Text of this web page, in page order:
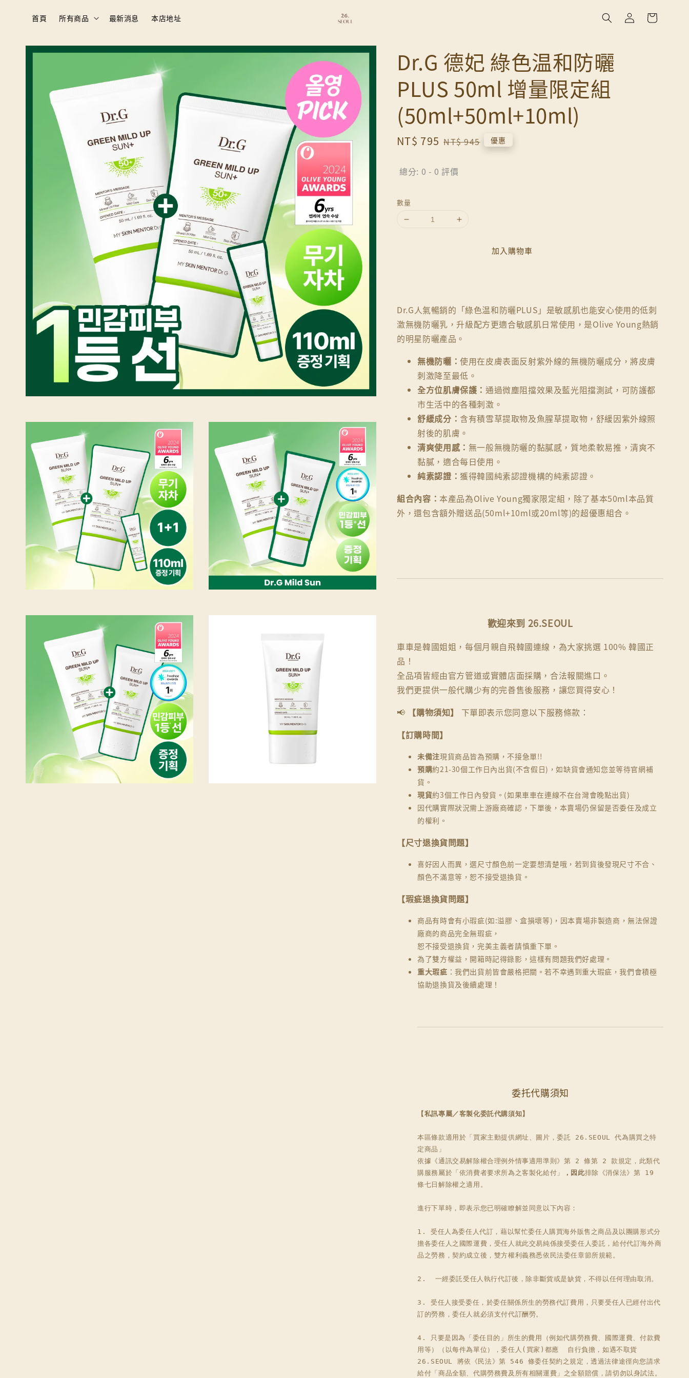
首頁 所有商品 最新消息 本店地址
Dr.G 德妃 綠色温和防曬
PLUS 50ml 增量限定組
(50ml+50ml+10ml)
Sale
NT$ 795 Regular
NT$ 945 優惠
總分: 0 - 0 評價
數量
加入購物車
Dr.G人氣暢銷的「綠色温和防曬PLUS」是敏感肌也能安心使用的低刺
激無機防曬乳，升級配方更適合敏感肌日常使用，是Olive Young熱銷
的明星防曬產品。
無機防曬：使用在皮膚表面反射紫外線的無機防曬成分，將皮膚
刺激降至最低。
全方位肌膚保護： 通過微塵阻擋效果及藍光阻擋測試，可防護都
市生活中的各種刺激。
舒緩成分： 含有積雪草提取物及魚腥草提取物，舒緩因紫外線照
射後的肌膚。
清爽使用感： 無一般無機防曬的黏膩感，質地柔軟易推，清爽不
黏膩，適合每日使用。
純素認證：獲得韓國純素認證機構的純素認證。
組合內容： 本產品為Olive Young獨家限定組，除了基本50ml本品質
外，還包含額外贈送品(50ml+10ml或20ml等)的超優惠組合。
歡迎來到 26.SEOUL
車車是韓國姐姐，每個月親自飛韓國連線，為大家挑選 100% 韓國正
品！
全品項皆經由官方管道或實體店面採購，合法報關進口。
我們更提供一般代購少有的完善售後服務，讓您買得安心！
📢
【購物須知】
下單即表示您同意以下服務條款：
【訂購時間】
未備注現貨商品皆為預購，不接急單!!
預購約21-30個工作日內出貨(不含假日)，如缺貨會通知您並等待官網補
貨。
現貨約3個工作日內發貨。(如果車車在連線不在台灣會晚點出貨)
因代購實際狀況需上游廠商確認，下單後，本賣場仍保留是否委任及成立
的權利。
【尺寸退換貨問題】
喜好因人而異，選尺寸顏色前一定要想清楚哦，若到貨後發現尺寸不合、
顏色不滿意等，恕不接受退換貨。
【瑕疵退換貨問題】
商品有時會有小瑕疵(如:溢膠、盒損壞等)，因本賣場非製造商，無法保證
廠商的商品完全無瑕疵，
恕不接受退換貨，完美主義者請慎重下單。
為了雙方權益，開箱時記得錄影，這樣有問題我們好處理。
重大瑕疵 ：我們出貨前皆會嚴格把關。若不幸遇到重大瑕疵，我們會積極
協助退換貨及後續處理！
委托代購須知
【私訊專屬／客製化委託代購須知】
本區條款適用於「買家主動提供網址、圖片，委託 26.SEOUL 代為購買之特
定商品」
依據《通訊交易解除權合理例外情事適用準則》第 2 條第 2 款規定，此類代
購服務屬於「依消費者要求所為之客製化給付」
，因此排除《消保法》第 19
條七日解除權之適用。
進行下單時，即表示您已明確瞭解並同意以下內容：
1. 受任人為委任人代訂，藉以幫忙委任人購買海外販售之商品及以團購形式分
擔各委任人之國際運費，受任人就此交易純係接受委任人委託，給付代訂海外商
品之勞務，契約成立後，雙方權利義務悉依民法委任章節所規範。
2.  一經委託受任人執行代訂後，除非斷貨或是缺貨，不得以任何理由取消。
3. 受任人接受委任，於委任關係所生的勞務代訂費用，只要受任人已經付出代
訂的勞務，委任人就必須支付代訂酬勞。
4. 只要是因為「委任目的」所生的費用（例如代購勞務費、國際運費、付款費
用等）（以每件為單位），委任人(買家)都應  自行負擔，如遇不取貨
26.SEOUL 將依《民法》第 546 條委任契約之規定，透過法律途徑向您請求
給付「商品全額、代購勞務費及所有相關運費」之全額賠償，請切勿以身試法。